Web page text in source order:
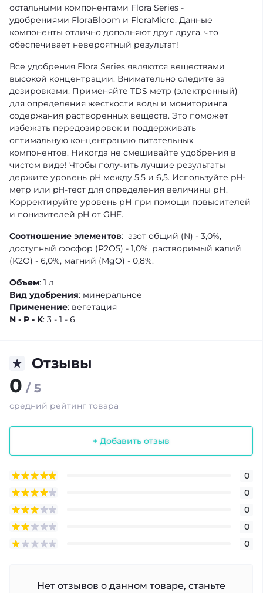
остальными компонентами Flora Series -
удобрениями FloraBloom и FloraMicro. Данные
компоненты отлично дополняют друг друга, что
обеспечивает невероятный результат!
Все удобрения Flora Series являются веществами
высокой концентрации. Внимательно следите за
дозировками. Применяйте TDS метр (электронный)
для определения жесткости воды и мониторинга
содержания растворенных веществ. Это поможет
избежать передозировок и поддерживать
оптимальную концентрацию питательных
компонентов. Никогда не смешивайте удобрения в
чистом виде! Чтобы получить лучшие результаты
держите уровень pH между 5,5 и 6,5. Используйте pH-
метр или pH-тест для определения величины рН.
Корректируйте уровень рН при помощи повысителей
и понизителей pH от GHE.
Соотношение элементов: азот общий (N) - 3,0%,
доступный фосфор (P2O5) - 1,0%, растворимый калий
(K2O) - 6,0%, магний (MgO) - 0,8%.
Объем: 1 л
Вид удобрения: минеральное
Применение: вегетация
N - P - K: 3 - 1 - 6
Отзывы
0 / 5
средний рейтинг товара
+ Добавить отзыв
0
0
0
0
0
Нет отзывов о данном товаре, станьте